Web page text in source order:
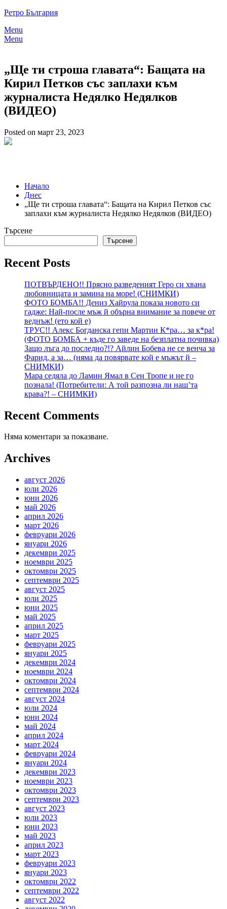
Skip
content
Ретро България
Menu
Menu
„Ще ти строша главата“: Бащата на
Кирил Петков със заплахи към
журналиста Недялко Недялков
(ВИДЕО)
Posted on март 23, 2023
Начало
Днес
„Ще ти строша главата“: Бащата на Кирил Петков със
заплахи към журналиста Недялко Недялков (ВИДЕО)
Търсене
Търсене
Recent Posts
ПОТВЪРДЕНО!! Прясно разведеният Геро си хвана
любовницата и замина на море! (СНИМКИ)
ФОТО БОМБА!! Дениз Хайрула показа новото си
гадже: Най-после мъж й обърна внимание за повече от
веднъж! (ето кой е)
ТРУС!! Алекс Богданска гепи Мартин К*ра… за к*ра!
(ФОТО БОМБА + къде го заведе на безплатна почивка)
Защо лъга до последно?!? Айлин Бобева не се венча за
Фарид, а за… (няма да повярвате кой е мъжът й –
СНИМКИ)
Мара седяла до Ламин Ямал в Сен Тропе и не го
познала! (Потребители: А той разпозна ли наш’та
крава?! – СНИМКИ)
Recent Comments
Няма коментари за показване.
Archives
август 2026
юли 2026
юни 2026
май 2026
април 2026
март 2026
февруари 2026
януари 2026
декември 2025
ноември 2025
октомври 2025
септември 2025
август 2025
юли 2025
юни 2025
май 2025
април 2025
март 2025
февруари 2025
януари 2025
декември 2024
ноември 2024
октомври 2024
септември 2024
август 2024
юли 2024
юни 2024
май 2024
април 2024
март 2024
февруари 2024
януари 2024
декември 2023
ноември 2023
октомври 2023
септември 2023
август 2023
юли 2023
юни 2023
май 2023
април 2023
март 2023
февруари 2023
януари 2023
октомври 2022
септември 2022
август 2022